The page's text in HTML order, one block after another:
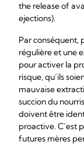
the release of
ejections).
Par conséquent,
régulière et une
pour activer la
risque, qu’ils
mauvaise
succion du
doivent être
proactive. C’est
futures mères